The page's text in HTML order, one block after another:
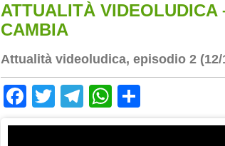
ATTUALITÀ VIDEOLUDICA
CAMBIA
Attualità videoludica, episodio 2 (12/
Facebook
TwitterTelegram
WhatsApp